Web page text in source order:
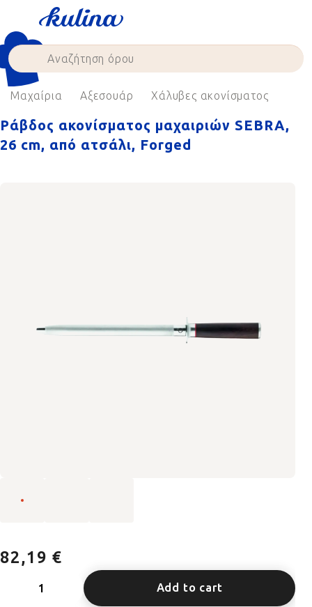
content
Μαχαίρια Αξεσουάρ Χάλυβες ακονίσματος
Ράβδος ακονίσματος μαχαιριών SEBRA,
26 cm, από ατσάλι, Forged
82,19 €
Add to cart